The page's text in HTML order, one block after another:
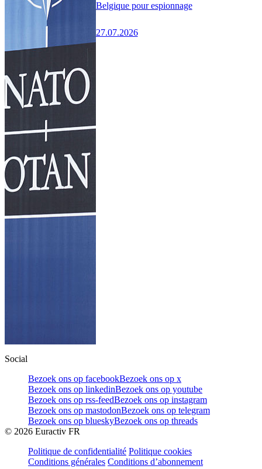
Belgique pour espionnage
27.07.2026
Social
Bezoek ons op facebookBezoek ons op x
Bezoek ons op linkedinBezoek ons op youtube
Bezoek ons op rss-feedBezoek ons op instagram
Bezoek ons op mastodonBezoek ons op telegram
Bezoek ons op blueskyBezoek ons op threads
© 2026 Euractiv FR
Politique de confidentialité Politique cookies
Conditions générales Conditions d’abonnement